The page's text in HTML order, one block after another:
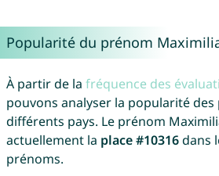
Popularité du prénom
À partir de la fréquence des
pouvons analyser la popularité
différents pays. Le prénom
actuellement la place #10316dans
prénoms.